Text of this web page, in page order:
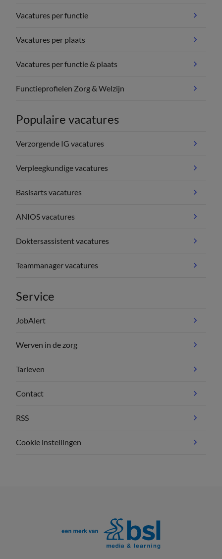
Vacatures per functie
Vacatures per plaats
Vacatures per functie & plaats
Functieprofielen Zorg & Welzijn
Populaire vacatures
Verzorgende IG vacatures
Verpleegkundige vacatures
Basisarts vacatures
ANIOS vacatures
Doktersassistent vacatures
Teammanager vacatures
Service
JobAlert
Werven in de zorg
Tarieven
Contact
RSS
Cookie instellingen